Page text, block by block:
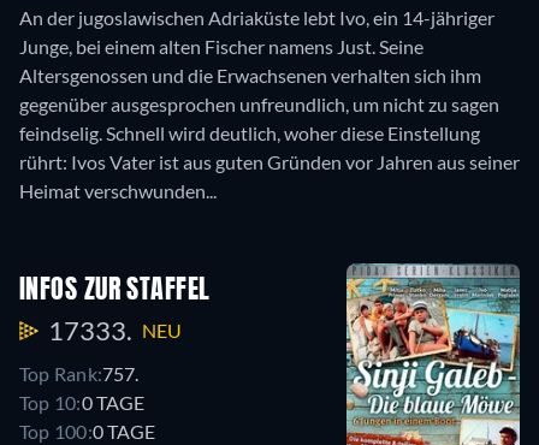
An der jugoslawischen Adriaküste lebt Ivo, ein 14-jähriger
Junge, bei einem alten Fischer namens Just. Seine
Altersgenossen und die Erwachsenen verhalten sich ihm
gegenüber ausgesprochen unfreundlich, um nicht zu sagen
feindselig. Schnell wird deutlich, woher diese Einstellung
rührt: Ivos Vater ist aus guten Gründen vor Jahren aus seiner
Heimat verschwunden...
INFOS ZUR STAFFEL
17333. NEU
Top Rank:757.
Top 10:0 TAGE
Top 100:0 TAGE